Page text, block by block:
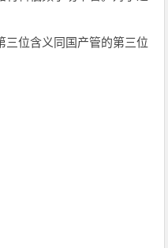
位含义同国产管的第三位